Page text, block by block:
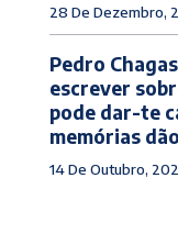
28 De Dezembro,
Pedro
escrever
pode dar-te
memórias
14 De Outubro,